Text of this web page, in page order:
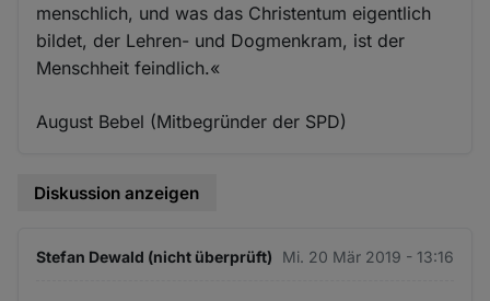
menschlich, und was das Christentum eigentlich
bildet, der Lehren- und Dogmenkram, ist der
Menschheit feindlich.«
August Bebel (Mitbegründer der SPD)
Diskussion anzeigen
Stefan Dewald (nicht überprüft) Mi. 20 Mär 2019 - 13:16